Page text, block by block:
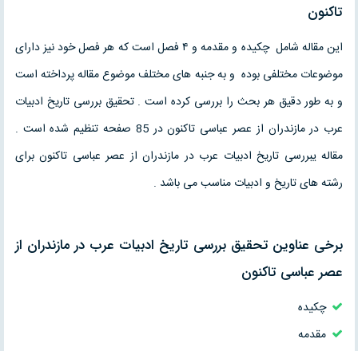
تاكنون
این مقاله شامل چکیده و مقدمه و ۴ فصل است که هر فصل خود نیز دارای
موضوعات مختلفی بوده و به جنبه های مختلف موضوع مقاله پرداخته است
و به طور دقیق هر بحث را بررسی کرده است . تحقیق بررسی تاريخ ادبيات
عرب در مازندران از عصر عباسی تاكنون در 85 صفحه تنظیم شده است .
مقاله یبررسی تاريخ ادبيات عرب در مازندران از عصر عباسی تاكنون برای
رشته های تاریخ و ادبیات مناسب می باشد .
برخی عناوین تحقیق بررسی تاريخ ادبيات عرب در مازندران از
عصر عباسی تاكنون
چكيده
مقدمه